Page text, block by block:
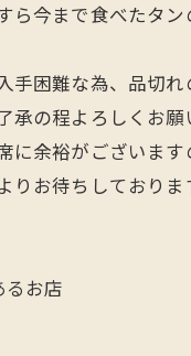
ら今まで食べたタン
手困難な為、品切
承の程よろしくお願
に余裕がございます
りお待ちしておりま
お店